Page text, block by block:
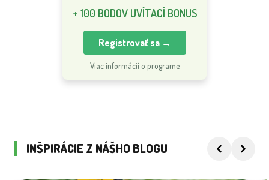
+ 100 BODOV UVÍTACÍ BONUS
Registrovať sa →
Viac informácií o programe
INŠPIRÁCIE Z NÁŠHO BLOGU